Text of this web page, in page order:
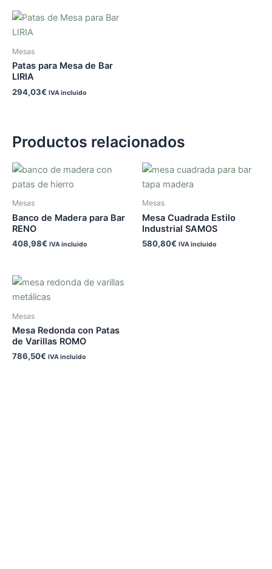
Mesas
Patas para Mesa de Bar
LIRIA
294,03€ IVA incluido
Productos relacionados
Mesas
Banco de Madera para Bar
RENO
408,98€ IVA incluido
Mesas
Mesa Cuadrada Estilo
Industrial SAMOS
580,80€ IVA incluido
Mesas
Mesa Redonda con Patas
de Varillas ROMO
786,50€ IVA incluido